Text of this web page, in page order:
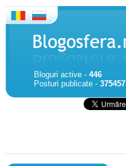
Bloguri active - 446
Posturi publicate - 375457